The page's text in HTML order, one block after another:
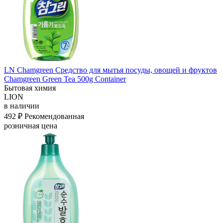
LN Chamgreen Средство для мытья посуды, овощей и фруктов
Chamgreen Green Tea 500g Container
Бытовая химия
LION
в наличии
492 ₽ Рекомендованная
розничная цена